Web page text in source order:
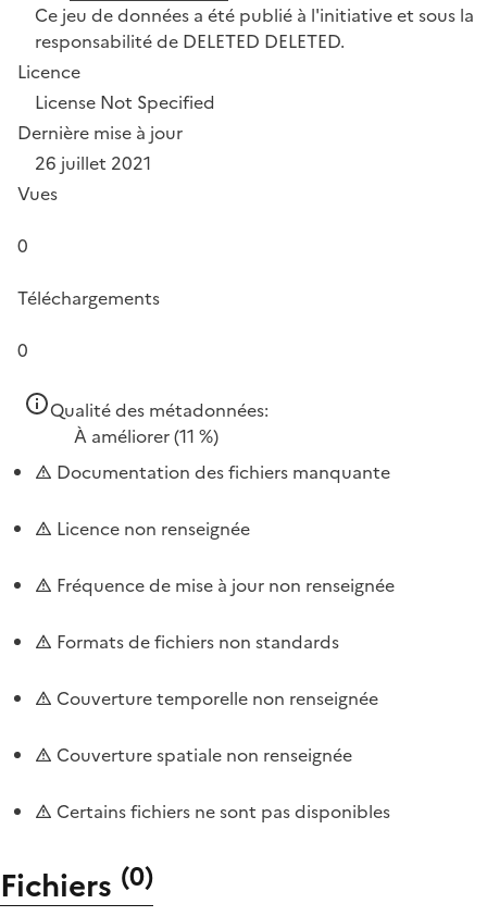
Ce jeu de données a été publié à l'initiative et sous la
responsabilité de DELETED DELETED.
Licence
License Not Specified
Dernière mise à jour
26 juillet 2021
Vues
0
Téléchargements
0
Qualité des métadonnées:
À améliorer(11 %)
Documentation des fichiers manquante
Licence non renseignée
Fréquence de mise à jour non renseignée
Formats de fichiers non standards
Couverture temporelle non renseignée
Couverture spatiale non renseignée
Certains fichiers ne sont pas disponibles
Fichiers (0)